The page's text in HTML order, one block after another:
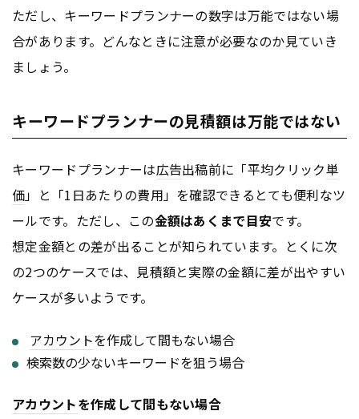
ただし、キーワードプランナーの数字は万能ではない場
合があります。どんなときに注意が必要なのか見ていき
ましょう。
キーワードプランナーの見積額は万能ではない
キーワードプランナーは広告出稿前に「平均クリック単
価」と「1日あたりの費用」を確認できるとても便利なツ
ールです。ただし、この金額はあくまで目安です。
想定金額との差が出ることが知られています。とくに次
の2つのケースでは、見積額と実際の金額に差が出やすい
ケースが多いようです。
アカウントを作成して間もない場合
検索数の少ないキーワードを狙う場合
アカウントを作成して間もない場合